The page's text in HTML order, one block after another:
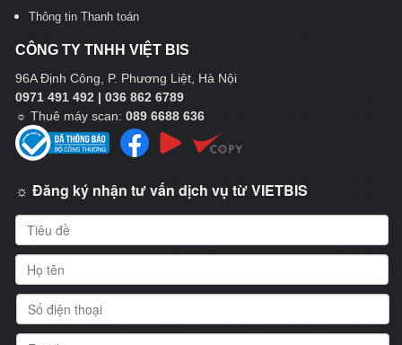
Thông tin Thanh toán
CÔNG TY TNHH VIỆT BIS
96A Định Công, P. Phương Liệt, Hà Nội
0971 491 492 | 036 862 6789
☼ Thuê máy scan: 089 6688 636
☼ Đăng ký nhận tư vấn dịch vụ từ VIETBIS